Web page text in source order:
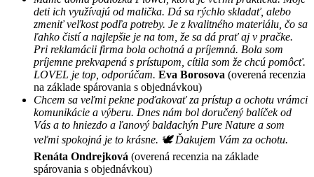
deti ich využívajú od malička. Dá sa rýchlo skladať, alebo
zmeniť veľkost podľa potreby. Je z kvalitného materiálu, čo sa
ľahko čistí a najlepšie je na tom, že sa dá prať aj v pračke.
Pri reklamácii firma bola ochotná a príjemná. Bola som
príjemne prekvapená s prístupom, cítila som že chcú pomôcť.
LOVEL je top, odporúčam. Eva Borosova (overená recenzia
na základe spárovania s objednávkou)
Chcem sa veľmi pekne poďakovať za prístup a ochotu vrámci
komunikácie a výberu. Dnes nám bol doručený balíček od
Vás a to hniezdo a ľanový baldachýn Pure Nature a som
veľmi spokojná je to krásne. 🕊 Ďakujem Vám za ochotu.
Renáta Ondrejková (overená recenzia na základe
spárovania s objednávkou)